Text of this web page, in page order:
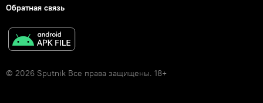
Обратная связь
© 2026 Sputnik Все права защищены. 18+